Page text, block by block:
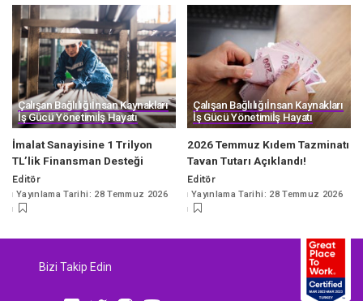
Çalışan Bağlılığıİnsan Kaynakları
İş Gücü Yönetimiİş Hayatı
İmalat Sanayisine 1 Trilyon
TL’lik Finansman Desteği
Posted
by
Editör
Yayınlama Tarihi: 28 Temmuz 2026
Çalışan Bağlılığıİnsan Kaynakları
İş Gücü Yönetimiİş Hayatı
2026 Temmuz Kıdem Tazminatı
Tavan Tutarı Açıklandı!
Posted
by
Editör
Yayınlama Tarihi: 28 Temmuz 2026
Bizi Takip Edin